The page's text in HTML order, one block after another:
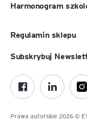
Harmonogram
Regulamin sklepu
Prawa autorskie 2026 ©
Subskrybuj